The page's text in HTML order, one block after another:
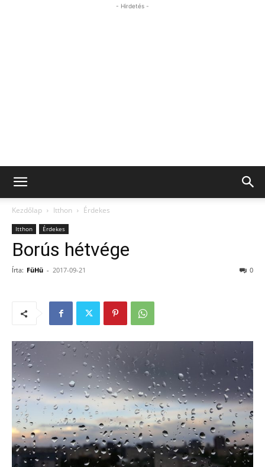
- Hirdetés -
Kezdőlap Itthon Érdekes
Itthon Érdekes
Borús hétvége
Írta: FüHü - 2017-09-21 0